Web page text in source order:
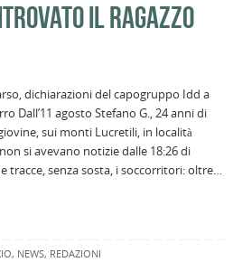
IL RAGAZZO
dichiarazioni del capogruppo Idd a
Dall’11 agosto Stefano G., 24 anni di
sui monti Lucretili, in località
si avevano notizie dalle 18:26 di
tracce, senza sosta, i soccorritori: oltre…
, NEWS, REDAZIONI